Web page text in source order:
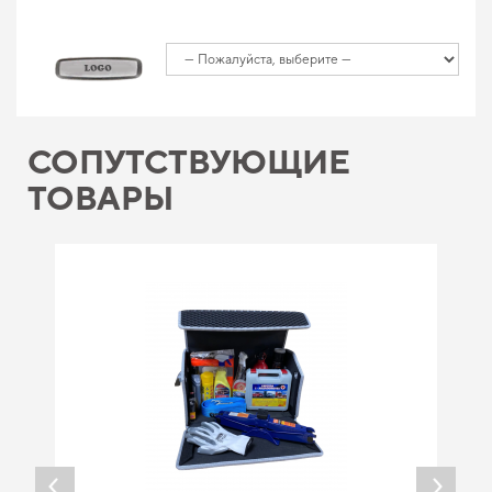
СОПУТСТВУЮЩИЕ
ТОВАРЫ